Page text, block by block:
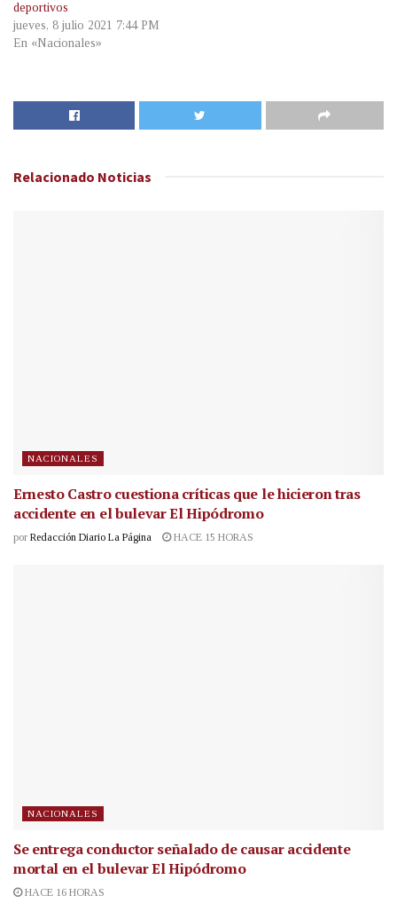
deportivos
jueves, 8 julio 2021 7:44 PM
En «Nacionales»
Relacionado Noticias
NACIONALES
Ernesto Castro cuestiona críticas que le hicieron tras
accidente en el bulevar El Hipódromo
por Redacción Diario La Página HACE 15 HORAS
NACIONALES
Se entrega conductor señalado de causar accidente
mortal en el bulevar El Hipódromo
HACE 16 HORAS